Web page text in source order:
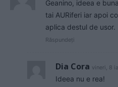
Geanino, ideea e
tai AURiferi iar apoi
aplica destul de usor.
Răspundeți
Dia Cora vineri, 8
Ideea nu e rea!